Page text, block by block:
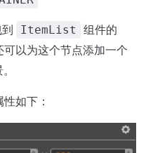
ItemList 组件的
可以为这个节点添加一个
如下：